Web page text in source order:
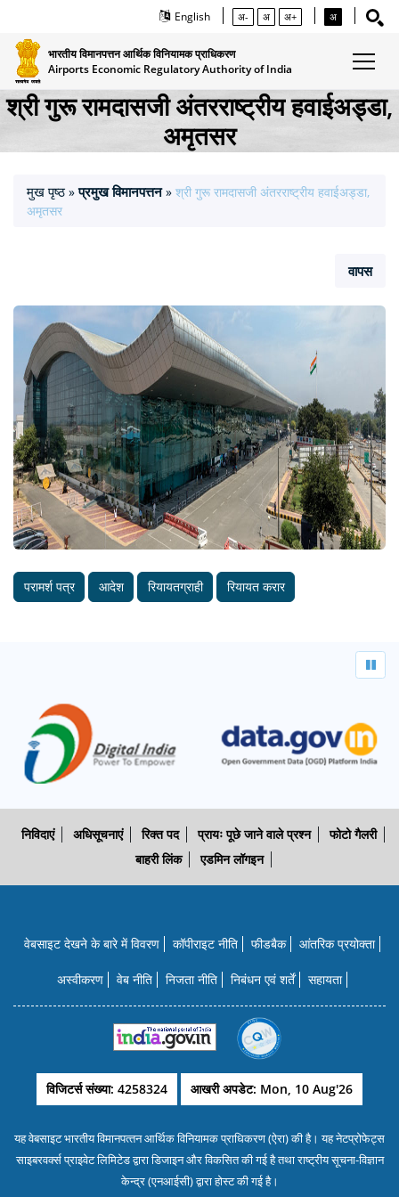
English अ- अ अ+ अ
भारतीय विमानपत्तन आर्थिक विनियामक प्राधिकरण
Airports Economic Regulatory Authority of India
श्री गुरू रामदासजी अंतरराष्‍ट्रीय हवाईअड्डा,
अमृतसर
मुख पृष्ठ » प्रमुख विमानपत्तन » श्री गुरू रामदासजी अंतरराष्‍ट्रीय हवाईअड्डा,
अमृतसर
वापस
परामर्श पत्र आदेश रियायतग्राही रियायत करार
निविदाएं अधिसूचनाएं रिक्त पद प्रायः पूछे जाने वाले प्रश्न
फोटो गैलरी
बाहरी लिंक
एडमिन लॉगइन
वेबसाइट देखने के बारे में विवरण कॉपीराइट नीति फीडबैक आंतरिक प्रयोक्‍ता
अस्वीकरण वेब नीति निजता नीति निबंधन एवं शर्तें सहायता
विजिटर्स संख्या: 4258324 आखरी अपडेट: Mon, 10 Aug'26
यह वेबसाइट भारतीय विमानपत्‍तन आर्थिक विनियामक प्राधिकरण (ऐरा) की है। यह नेटप्रोफेट्स
साइबरवर्क्‍स प्राइवेट लिमिटेड द्वारा डिजाइन और विकसित की गई है तथा राष्‍ट्रीय सूचना-विज्ञान
केन्‍द्र (एनआईसी) द्वारा होस्‍ट की गई है।